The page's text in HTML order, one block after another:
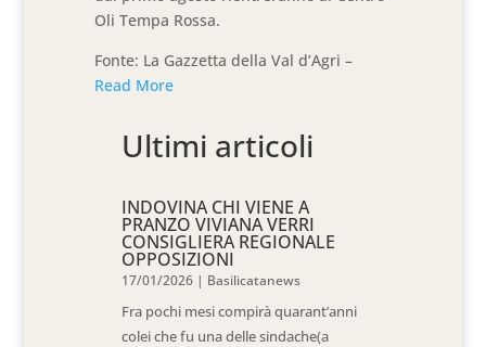
Oli Tempa Rossa.
Fonte: La Gazzetta della Val d’Agri –
Read More
Ultimi articoli
INDOVINA CHI VIENE A
PRANZO VIVIANA VERRI
CONSIGLIERA REGIONALE
OPPOSIZIONI
17/01/2026 | Basilicatanews
Fra pochi mesi compirà quarant’anni
colei che fu una delle sindache(a